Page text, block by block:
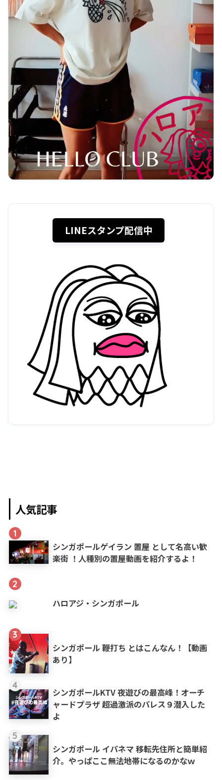
LINEスタンプ配信中
人気記事
1
シンガポールゲイラン 置屋 として名高い歓
楽街 ！人種別の置屋動画を紹介するよ！
2
ハロアジ・シンガポール
3
シンガポール 鞭打ち とはこんなん！【動画
あり】
4
シンガポールKTV 夜遊びの最高峰！オーチ
ャードプラザ 超過激派のパレス９潜入した
よ
5
シンガポール イパネマ 移転先住所と簡単紹
介。やっぱここ無法地帯になるのかなｗ